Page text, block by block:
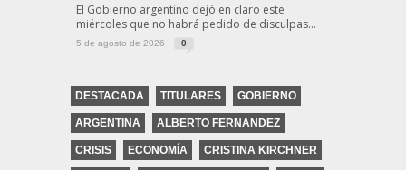
El Gobierno argentino dejó en claro este
miércoles que no habrá pedido de disculpas...
5 de agosto de 2026 0
DESTACADA TITULARES GOBIERNO
ARGENTINA ALBERTO FERNANDEZ
CRISIS ECONOMÍA CRISTINA KIRCHNER